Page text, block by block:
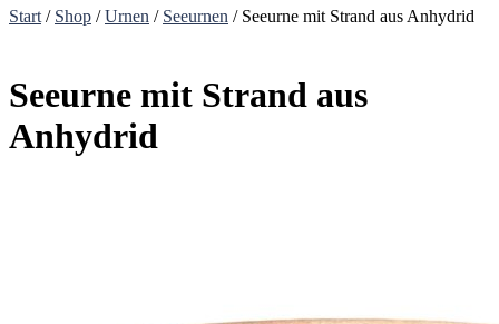
Start / Shop /Urnen / Seeurnen / Seeurne mit Strand aus Anhydrid
Seeurne mit Strand aus
Anhydrid